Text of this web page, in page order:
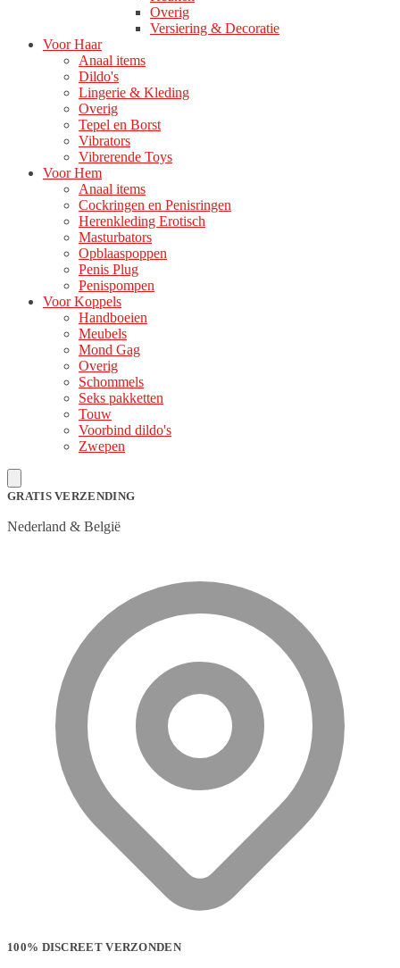
Overig
Versiering & Decoratie
Voor Haar
Anaal items
Dildo's
Lingerie & Kleding
Overig
Tepel en Borst
Vibrators
Vibrerende Toys
Voor Hem
Anaal items
Cockringen en Penisringen
Herenkleding Erotisch
Masturbators
Opblaaspoppen
Penis Plug
Penispompen
Voor Koppels
Handboeien
Meubels
Mond Gag
Overig
Schommels
Seks pakketten
Touw
Voorbind dildo's
Zwepen
GRATIS VERZENDING
Nederland & België
100% DISCREET VERZONDEN